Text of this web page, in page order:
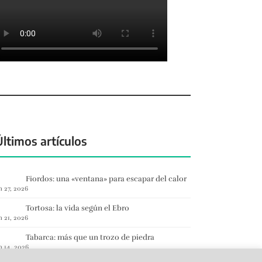
artículos
Fiordos: una «ventana» para escapar del calor
27, 2026
Tortosa: la vida según el Ebro
21, 2026
Tabarca: más que un trozo de piedra
14, 2026